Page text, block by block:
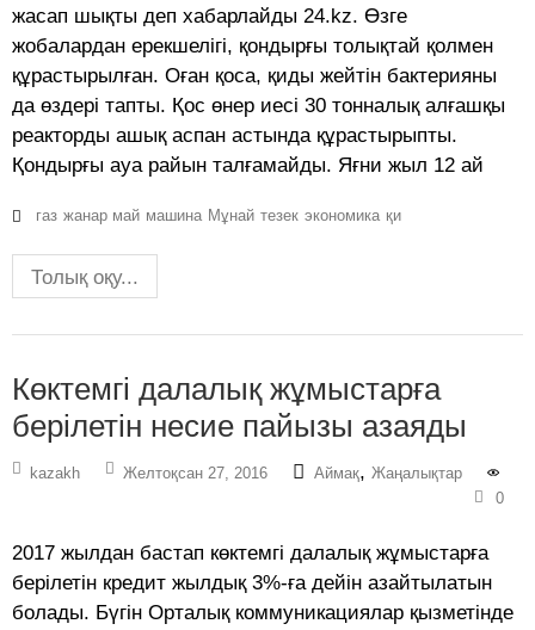
жасап шықты деп хабарлайды 24.kz. Өзге
жобалардан ерекшелігі, қондырғы толықтай қолмен
құрастырылған. Оған қоса, қиды жейтін бактерияны
да өздері тапты. Қос өнер иесі 30 тонналық алғашқы
реакторды ашық аспан астында құрастырыпты.
Қондырғы ауа райын талғамайды. Яғни жыл 12 ай
газ жанар май машина Мұнай тезек экономика қи
Толық оқу...
Көктемгі далалық жұмыстарға
берілетін несие пайызы азаяды
kazakh Желтоқсан 27, 2016 Аймақ, Жаңалықтар
0
2017 жылдан бастап көктемгі далалық жұмыстарға
берілетін кредит жылдық 3%-ға дейін азайтылатын
болады. Бүгін Орталық коммуникациялар қызметінде